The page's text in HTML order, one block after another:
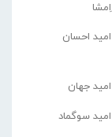
اِمشا
امید احسان
امید جهان
امید سوگماد